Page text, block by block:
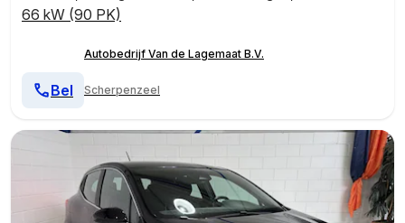
66 kW (90 PK)
Autobedrijf Van de Lagemaat B.V.
Scherpenzeel
Bel